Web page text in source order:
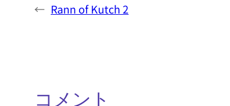
← Rann of Kutch 2